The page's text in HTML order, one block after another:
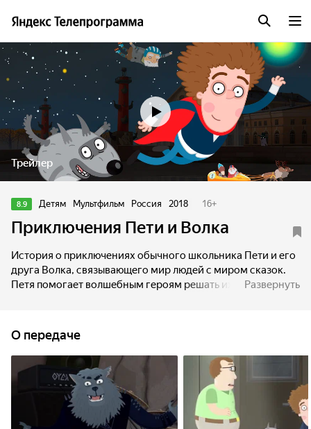
Трейлер
8.9 Детям Мультфильм Россия 2018 16+
Приключения Пети и Волка
История о приключениях обычного школьника Пети и его
друга Волка, связывающего мир людей с миром сказок.
Петя помогает волшебным героям решать их волшебные
Развернуть
О передаче